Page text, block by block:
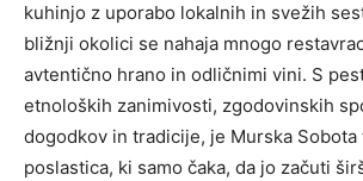
kuhinjo z uporabo lokalnih in svežih
bližnji okolici se nahaja mnogo
avtentično hrano in odličnimi vini. S
etnoloških zanimivosti, zgodovinskih
dogodkov in tradicije, je Murska
poslastica, ki samo čaka, da jo začuti